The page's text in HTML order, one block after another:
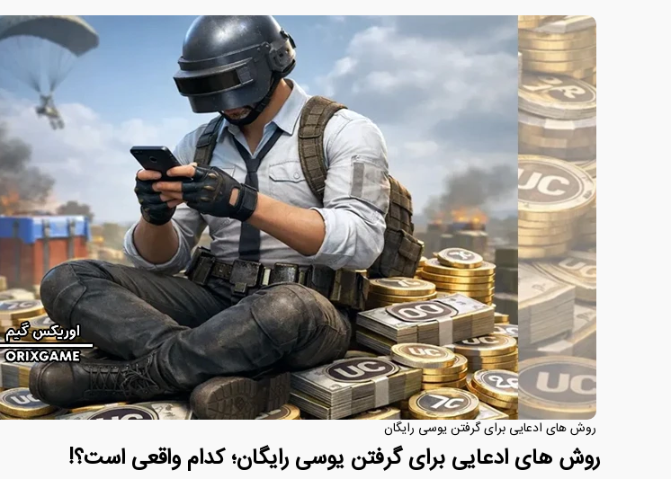
روش‌ های ادعایی برای گرفتن یوسی رایگان
روش‌ های ادعایی برای گرفتن یوسی رایگان؛ کدام واقعی است؟!